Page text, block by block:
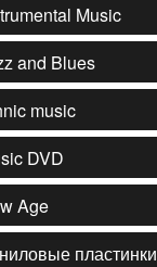
Music
and Blues
music
DVD
Age
пластинки